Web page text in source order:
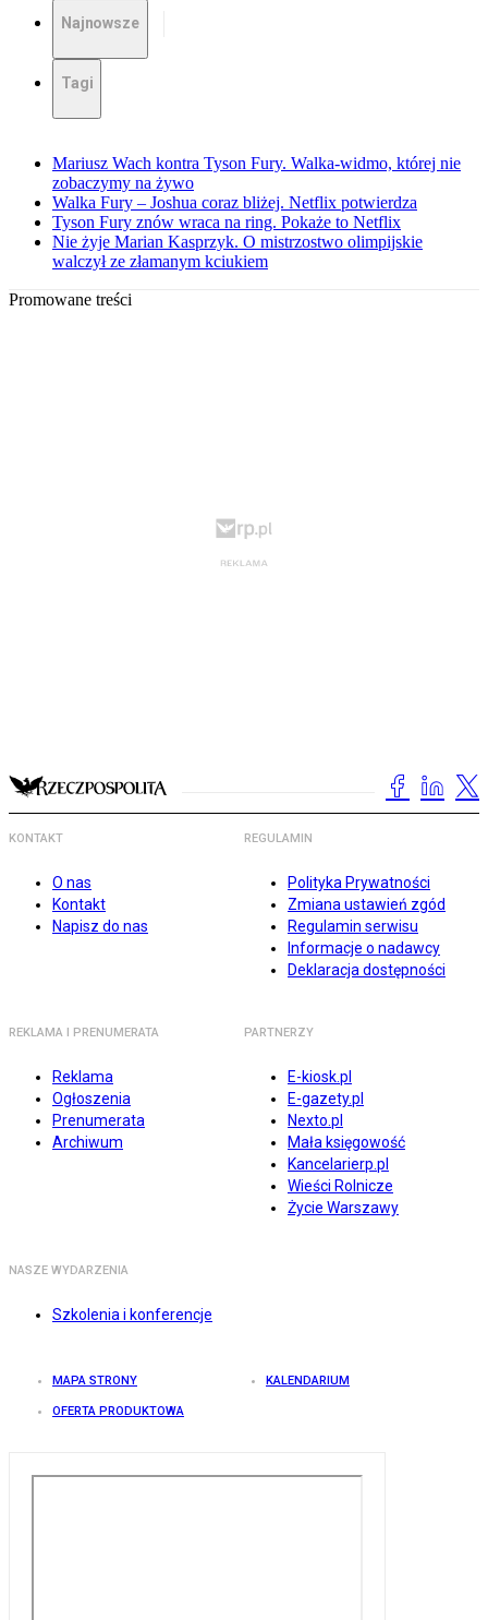
Najnowsze
Tagi
Mariusz Wach kontra Tyson Fury. Walka-widmo, której nie
zobaczymy na żywo
Walka Fury – Joshua coraz bliżej. Netflix potwierdza
Tyson Fury znów wraca na ring. Pokaże to Netflix
Nie żyje Marian Kasprzyk. O mistrzostwo olimpijskie
walczył ze złamanym kciukiem
Promowane treści
KONTAKT
O nas
Kontakt
Napisz do nas
REGULAMIN
Polityka Prywatności
Zmiana ustawień zgód
Regulamin serwisu
Informacje o nadawcy
Deklaracja dostępności
REKLAMA I PRENUMERATA
Reklama
Ogłoszenia
Prenumerata
Archiwum
PARTNERZY
E-kiosk.pl
E-gazety.pl
Nexto.pl
Mała księgowość
Kancelarierp.pl
Wieści Rolnicze
Życie Warszawy
NASZE WYDARZENIA
Szkolenia i konferencje
MAPA STRONY KALENDARIUM
OFERTA PRODUKTOWA